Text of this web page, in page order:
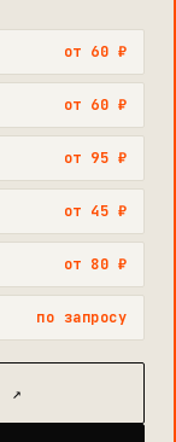
от 60 ₽
от 60 ₽
от 95 ₽
от 45 ₽
от 80 ₽
по запросу
↗